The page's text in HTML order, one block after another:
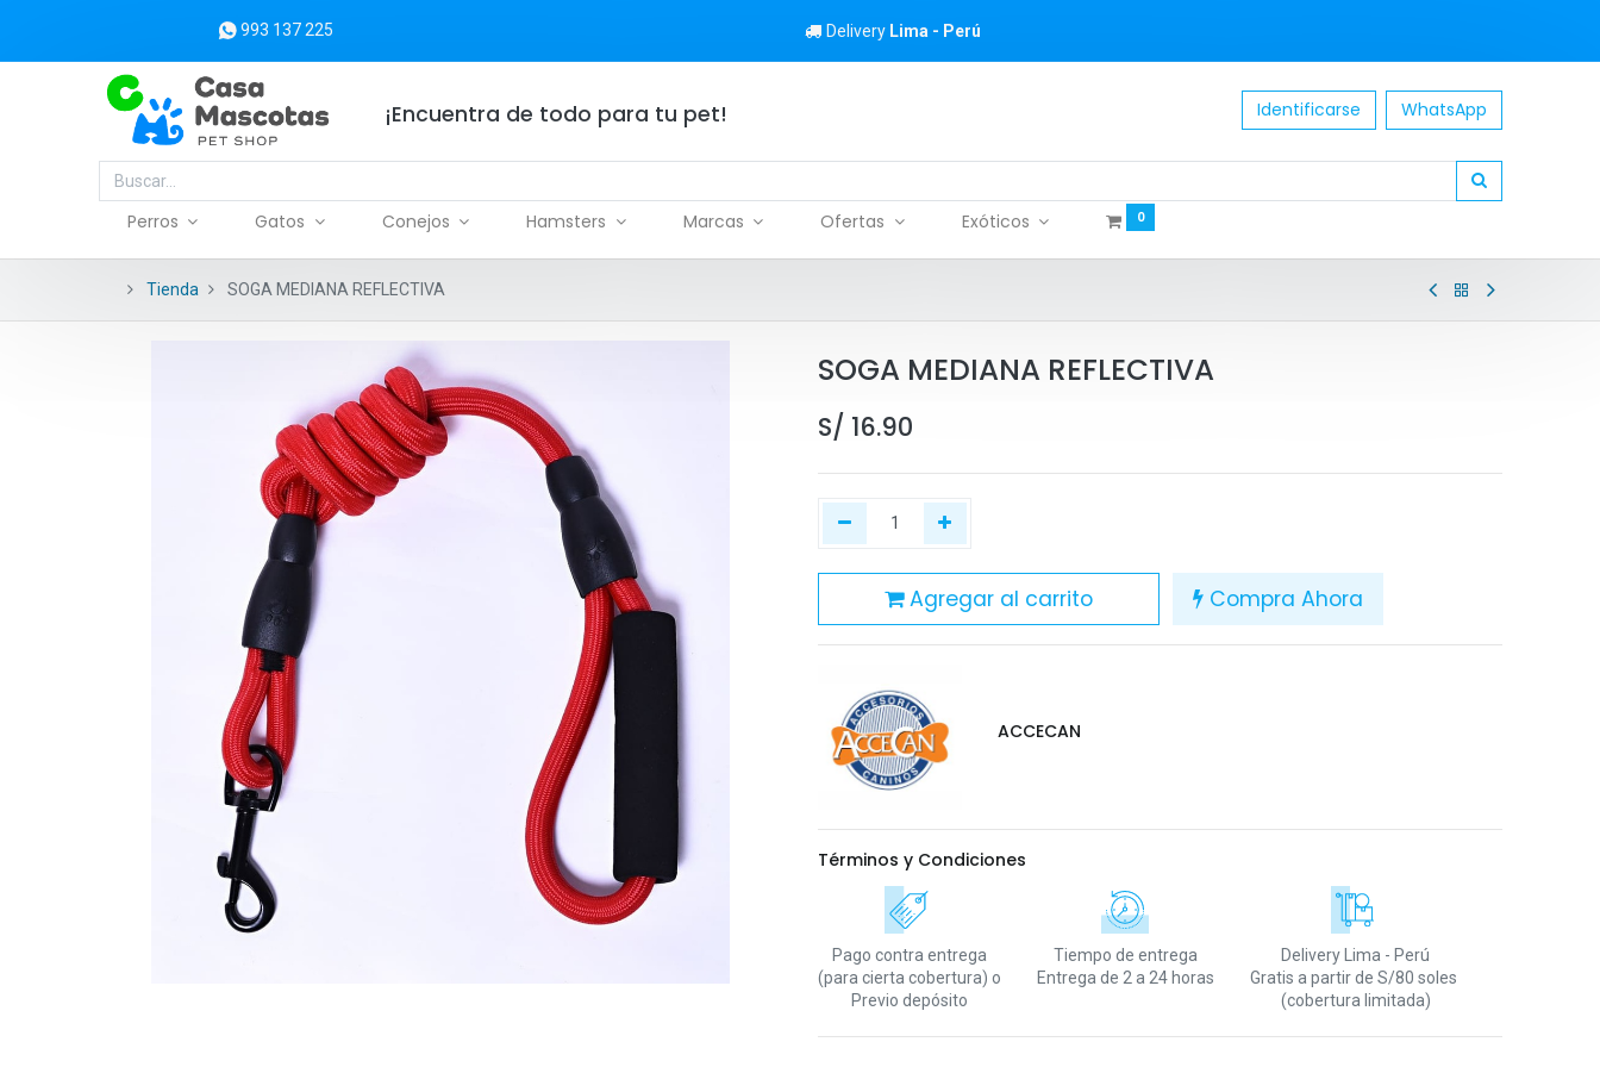
993 137 225 Delivery Lima - Perú
¡Encuentra de todo para tu pet! Identificarse WhatsApp
Perros Gatos Conejos Hamsters Marcas Ofertas Exóticos 0
Tienda SOGA MEDIANA REFLECTIVA
SOGA MEDIANA REFLECTIVA
S/ 16.90
Agregar al carrito Compra Ahora
ACCECAN
Términos y Condiciones
Pago contra entrega
(para cierta cobertura) o
Previo depósito
Tiempo de entrega
Entrega de 2 a 24 horas
Delivery Lima - Perú
Gratis a partir de S/80 soles
(cobertura limitada)